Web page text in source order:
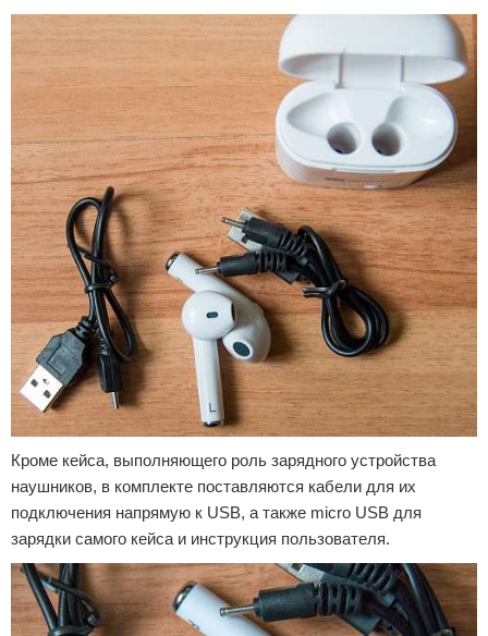
Кроме кейса, выполняющего роль зарядного устройства
наушников, в комплекте поставляются кабели для их
подключения напрямую к USB, а также micro USB для
зарядки самого кейса и инструкция пользователя.